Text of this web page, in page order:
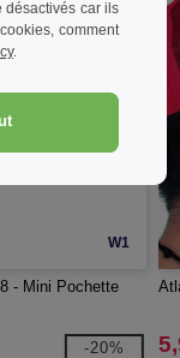
W1
- Mini Pochette
-20%
désactivés car ils
comment
.